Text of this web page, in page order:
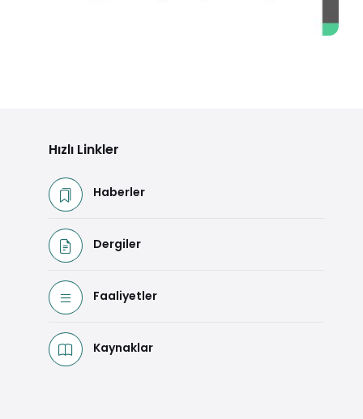
Hızlı Linkler
Haberler
Dergiler
Faaliyetler
Kaynaklar